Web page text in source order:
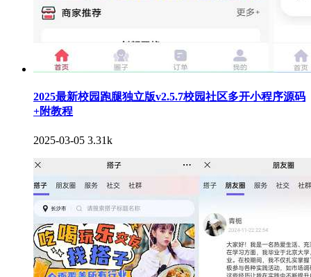
2025最新校园跑腿独立版v2.5.7校园社区多开小程序源码
+附教程
2025-03-05 3.31k